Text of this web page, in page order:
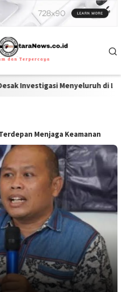
Menyeluruh di Lapas
Menjaga Keamanan